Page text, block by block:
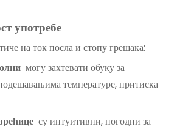
употребе
на ток посла и стопу грешака:
могу захтевати обуку за
температуре, притиска
су интуитивни, погодни за